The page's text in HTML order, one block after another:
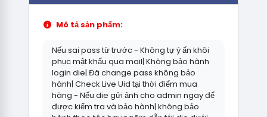
Mô tả sản phẩm:
Nếu sai pass từ trước - Không tự ý ấn khôi
phục mật khẩu qua mail| Không bảo hành
login die| Đã change pass không bảo
hành| Check Live Uid tại thời điểm mua
hàng - Nếu die gửi ảnh cho admin ngay để
được kiểm tra và bảo hành| không bảo